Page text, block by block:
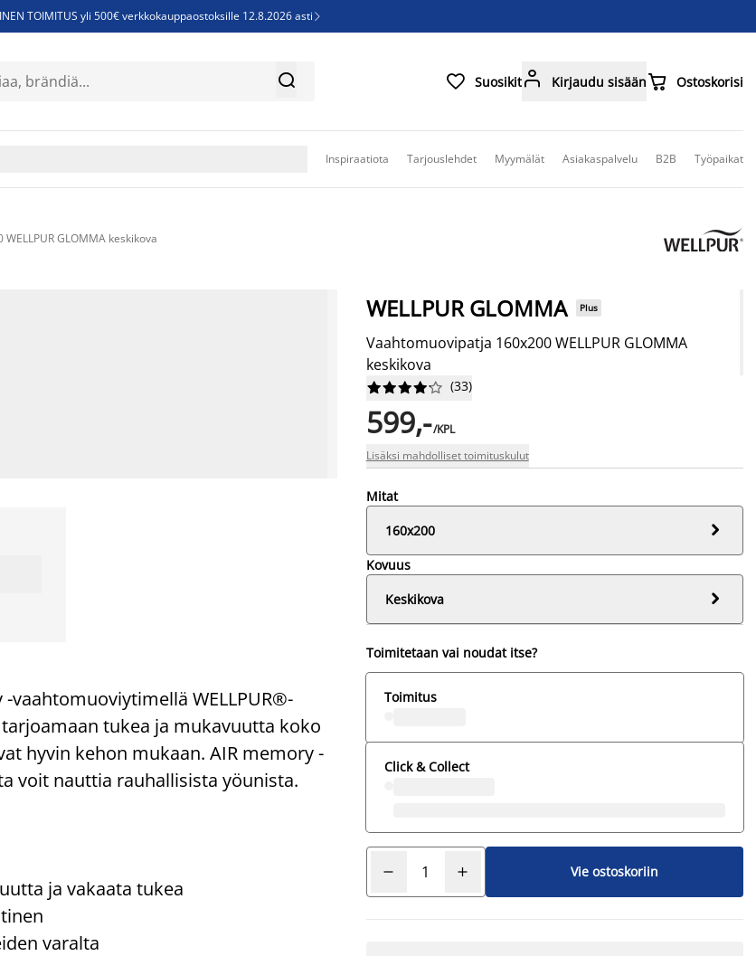
TOIMITUS yli 500€ verkkokauppaostoksille 12.8.2026 asti 
Sijauspatjoja - Säästä jopa 60%   Suosikit Kirjaudu sisään Ostoskorisi
Inspiraatiota Tarjouslehdet Myymälät Asiakaspalvelu B2B Työpaikat
GLOMMA keskikova
vaahtomuoviytimellä WELLPUR®-
tukea ja mukavuutta koko
hyvin kehon mukaan. AIR memory -
voit nauttia rauhallisista yöunista.
ja vakaata tukea
varalta
WELLPUR GLOMMA Plus
Vaahtomuovipatja 160x200 WELLPUR GLOMMA
keskikova





 (33)
599,-/KPL
Lisäksi mahdolliset toimituskulut
Mitat
160x200

Kovuus
Keskikova

Toimitetaan vai noudat itse?
Toimitus
Click & Collect
Vie ostoskoriin